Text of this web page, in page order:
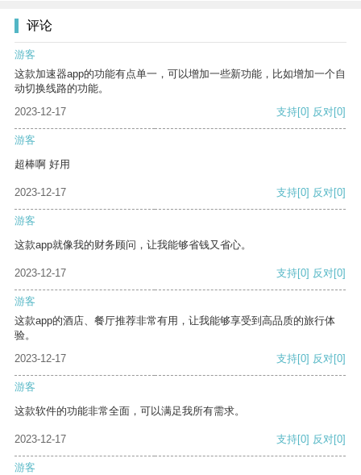
评论
游客
这款加速器app的功能有点单一，可以增加一些新功能，比如增加一个自
动切换线路的功能。
2023-12-17
支持[0] 反对[0]
游客
超棒啊 好用
2023-12-17 支持[0] 反对[0]
游客
这款app就像我的财务顾问，让我能够省钱又省心。
2023-12-17 支持[0] 反对[0]
游客
这款app的酒店、餐厅推荐非常有用，让我能够享受到高品质的旅行体
验。
2023-12-17
支持[0] 反对[0]
游客
这款软件的功能非常全面，可以满足我所有需求。
2023-12-17 支持[0] 反对[0]
游客